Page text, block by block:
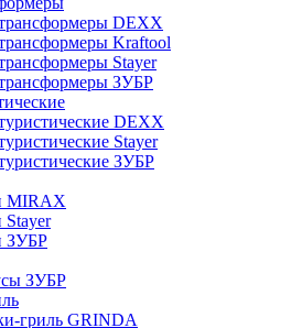
DEXX
Kraftool
Stayer
ЗУБР
DEXX
Stayer
ЗУБР
MIRAX
ЗУБР
ЗУБР
гриль GRINDA